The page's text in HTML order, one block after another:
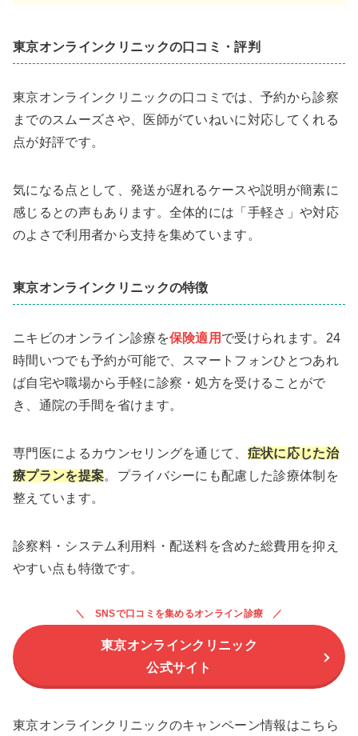
東京オンラインクリニックの口コミ・評判
東京オンラインクリニックの口コミでは、予約から診察
までのスムーズさや、医師がていねいに対応してくれる
点が好評です。
気になる点として、発送が遅れるケースや説明が簡素に
感じるとの声もあります。全体的には「手軽さ」や対応
のよさで利用者から支持を集めています。
東京オンラインクリニックの特徴
ニキビのオンライン診療を保険適用 で受けられます。24
時間いつでも予約が可能で、スマートフォンひとつあれ
ば自宅や職場から手軽に診察・処方を受けることがで
き、通院の手間を省けます。
専門医によるカウンセリングを通じて、 症状に応じた治
療プランを提案。プライバシーにも配慮した診療体制を
整えています。
診察料・システム利用料・配送料を含めた総費用を抑え
やすい点も特徴です。
SNSで口コミを集めるオンライン診療
東京オンラインクリニック
公式サイト
東京オンラインクリニックのキャンペーン情報はこちら